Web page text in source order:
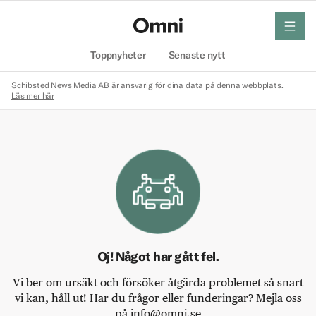
Toppnyheter Senaste nytt
meny
Schibsted News Media AB är ansvarig för dina data på denna webbplats.
Läs mer här
Oj! Något har gått fel.
Vi ber om ursäkt och försöker åtgärda problemet så snart
vi kan, håll ut! Har du frågor eller funderingar? Mejla oss